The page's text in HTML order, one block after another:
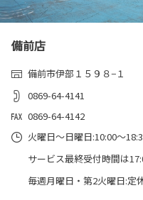
備前店
備前市伊部１５９８−１
0869-64-4141
0869-64-4142
火曜日～日曜日:10:00～
サービス最終受付時間は
毎週月曜日・第2火曜日:定